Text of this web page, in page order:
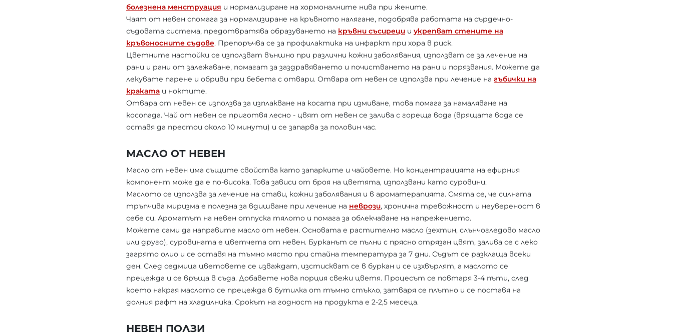
болезнена менструация и нормализиране на хормоналните нива при жените.
Чаят от невен спомага за нормализиране на кръвното налягане, подобрява работата на сърдечно-
съдовата система, предотвратява образуването на кръвни съсиреци и укрепват стените на
кръвоносните съдове. Препоръчва се за профилактика на инфаркт при хора в риск.
Цветните настойки се използват външно при различни кожни заболявания, използват се за лечение на
рани и рани от залежаване, помагат за заздравяването и почистването на рани и порязвания. Можете да
лекувате парене и обриви при бебета с отвари. Отвара от невен се използва при лечение на гъбички на
краката и ноктите.
Отвара от невен се използва за изплакване на косата при измиване, това помага за намаляване на
косопада. Чай от невен се приготвя лесно - цвят от невен се залива с гореща вода (врящата вода се
оставя да престои около 10 минути) и се запарва за половин час.
МАСЛО ОТ НЕВЕН
Масло от невен има същите свойства като запарките и чайовете. Но концентрацията на ефирния
компонент може да е по-висока. Това зависи от броя на цветята, използвани като суровини.
Маслото се използва за лечение на стави, кожни заболявания и в ароматерапията. Смята се, че силната
тръпчива миризма е полезна за вдишване при лечение на неврози, хронична тревожност и неувереност в
себе си. Ароматът на невен отпуска тялото и помага за облекчаване на напрежението.
Можете сами да направите масло от невен. Основата е растително масло (зехтин, слънчогледово масло
или друго), суровината е цветчета от невен. Бурканът се пълни с прясно отрязан цвят, залива се с леко
загрято олио и се оставя на тъмно място при стайна температура за 7 дни. Съдът се разклаща всеки
ден. След седмица цветовете се изваждат, изстискват се в буркан и се изхвърлят, а маслото се
прецежда и се връща в съда. Добавете нова порция свежи цветя. Процесът се повтаря 3-4 пъти, след
което накрая маслото се прецежда в бутилка от тъмно стъкло, затваря се плътно и се поставя на
долния рафт на хладилника. Срокът на годност на продукта е 2-2,5 месеца.
НЕВЕН ПОЛЗИ